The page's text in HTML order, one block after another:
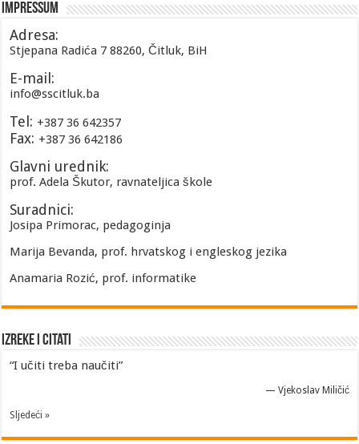
Impressum
Adresa:
Stjepana Radića 7 88260, Čitluk, BiH
E-mail:
info@sscitluk.ba
Tel: +387 36 642357
Fax: +387 36 642186
Glavni urednik:
prof. Adela Škutor, ravnateljica škole
Suradnici:
Josipa Primorac, pedagoginja
Marija Bevanda, prof. hrvatskog i engleskog jezika
Anamaria Rozić, prof. informatike
Izreke i Citati
“I učiti treba naučiti”
— Vjekoslav Miličić
Sljedeći »